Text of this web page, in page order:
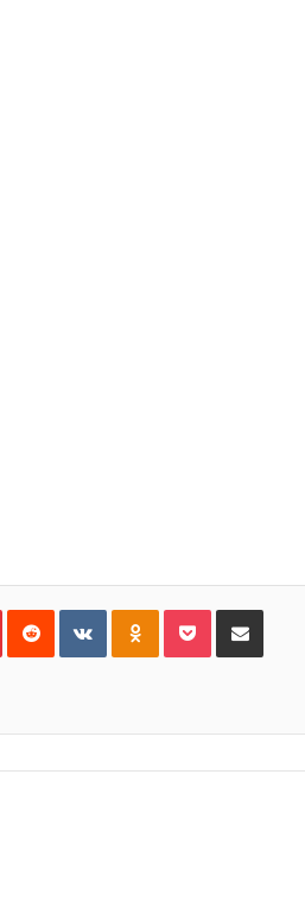
PinterestReddit VKontakteOdnoklassniki
PocketCompartir por Correo